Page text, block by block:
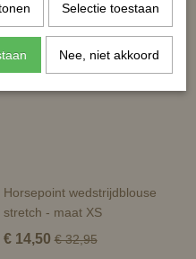
Horsepoint wedstrijdblouse
stretch - maat XS
€ 14,50 € 32,95
Selectie toestaan
Nee, niet akkoord